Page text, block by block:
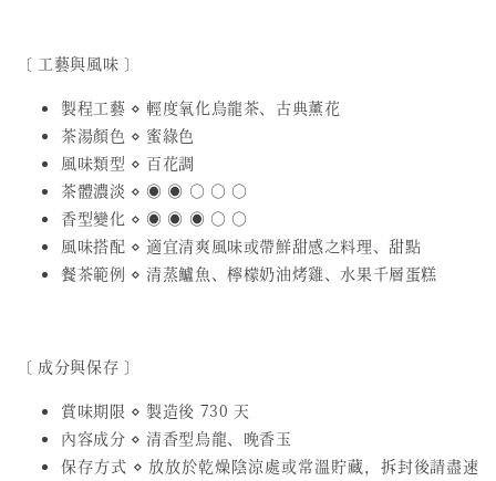
〔 工藝與風味 〕
製程工藝 ⋄ 輕度氧化烏龍茶、古典薰花
茶湯顏色 ⋄ 蜜綠色
風味類型 ⋄ 百花調
茶體濃淡 ⋄ ◉ ◉ ○ ○ ○
香型變化 ⋄ ◉ ◉ ◉ ○ ○
風味搭配 ⋄ 適宜清爽風味或帶鮮甜感之料理、甜點
餐茶範例 ⋄ 清蒸鱸魚、檸檬奶油烤雞、水果千層蛋糕
〔 成分與保存 〕
賞味期限 ⋄ 製造後 730 天
內容成分 ⋄ 清香型烏龍、晚香玉
保存方式 ⋄ 放放於乾燥陰涼處或常溫貯藏，拆封後請盡速